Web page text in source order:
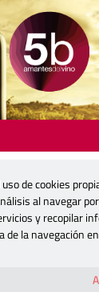
la
del
de cookies
al navegar
y recopilar
la navegación